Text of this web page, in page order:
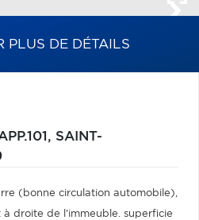
PLUS DE DÉTAILS
SAINT-
(bonne circulation automobile),
droite de l'immeuble. superficie